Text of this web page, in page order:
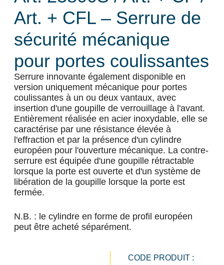
Art. + CFL – Serrure de
sécurité mécanique
pour portes coulissantes
Serrure innovante également disponible en
version uniquement mécanique pour portes
coulissantes à un ou deux vantaux, avec
insertion d'une goupille de verrouillage à l'avant.
Entièrement réalisée en acier inoxydable, elle se
caractérise par une résistance élevée à
l'effraction et par la présence d'un cylindre
européen pour l'ouverture mécanique. La contre-
serrure est équipée d'une goupille rétractable
lorsque la porte est ouverte et d'un système de
libération de la goupille lorsque la porte est
fermée.
N.B. : le cylindre en forme de profil européen
peut être acheté séparément.
CODE PRODUIT :